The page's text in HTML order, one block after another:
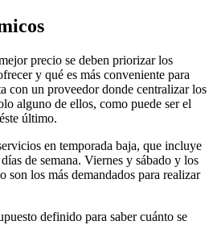
precio se deben priorizar los
y qué es más conveniente para
con un proveedor donde centralizar los
alguno de ellos, como puede ser el
último.
en temporada baja, que incluye
de semana. Viernes y sábado y los
son los más demandados para realizar
definido para saber cuánto se